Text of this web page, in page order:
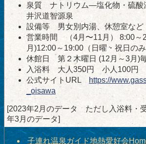
泉質 ナトリウム―塩化物・硫
井沢道智源泉
設備等 男女別内湯、休憩室など
営業時間 （4月〜11月） 8:00～
月)12:00～19:00（日曜・祝日のみ
休館日 第２木曜日 (12月～3月)
入浴料 大人350円 小人100円
公式サイトURL
https://
_oisawa
[2023年2月のデータ ただし入浴料・
年3月のデータ]
子連れ温泉ガイド地熱愛好会